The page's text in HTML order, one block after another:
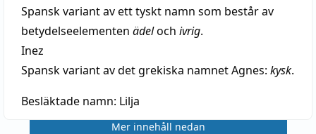
Spansk variant av ett tyskt namn som består av
betydelseelementen ädeloch ivrig.
Inez
Spansk variant av det grekiska namnet Agnes: kysk.
Besläktade namn: Lilja
Mer innehåll nedan